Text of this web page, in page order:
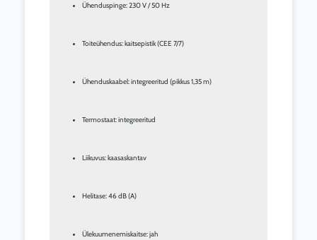
Ühenduspinge: 230 V / 50 Hz
Toiteühendus: kaitsepistik (CEE 7/7)
Ühenduskaabel: integreeritud (pikkus 1,35 m)
Termostaat: integreeritud
Liikuvus: kaasaskantav
Helitase: 46 dB (A)
Ülekuumenemiskaitse: jah